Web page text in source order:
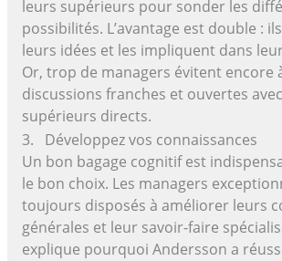
leurs supérieurs pour sonder les
possibilités. L’avantage est double :
leurs idées et les impliquent dans
Or, trop de managers évitent encore
discussions franches et ouvertes
supérieurs directs.
3. Développez vos connaissances
Un bon bagage cognitif est
le bon choix. Les managers
toujours disposés à améliorer leurs
générales et leur savoir-faire
explique pourquoi Andersson a